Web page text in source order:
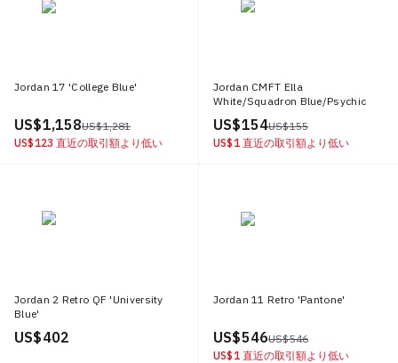
Jordan 17 'College Blue'
US$ 1,158US$ 1,281
US$ 123 直近の取引額より低い
Jordan CMFT Ella
White/Squadron Blue/Psychic
Blue
US$ 154US$ 155
US$ 1 直近の取引額より低い
Jordan 2 Retro QF 'University
Blue'
US$ 402
Jordan 11 Retro 'Pantone'
US$ 546US$ 546
US$ 1 直近の取引額より低い